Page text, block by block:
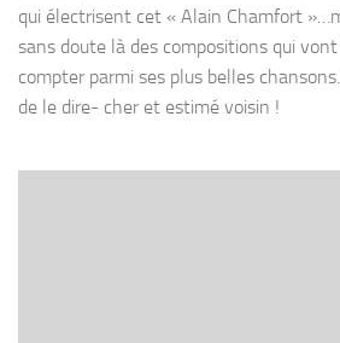
qui électrisent cet « Alain Chamfort
sans doute là des compositions qui
compter parmi ses plus belles
de le dire- cher et estimé voisin !